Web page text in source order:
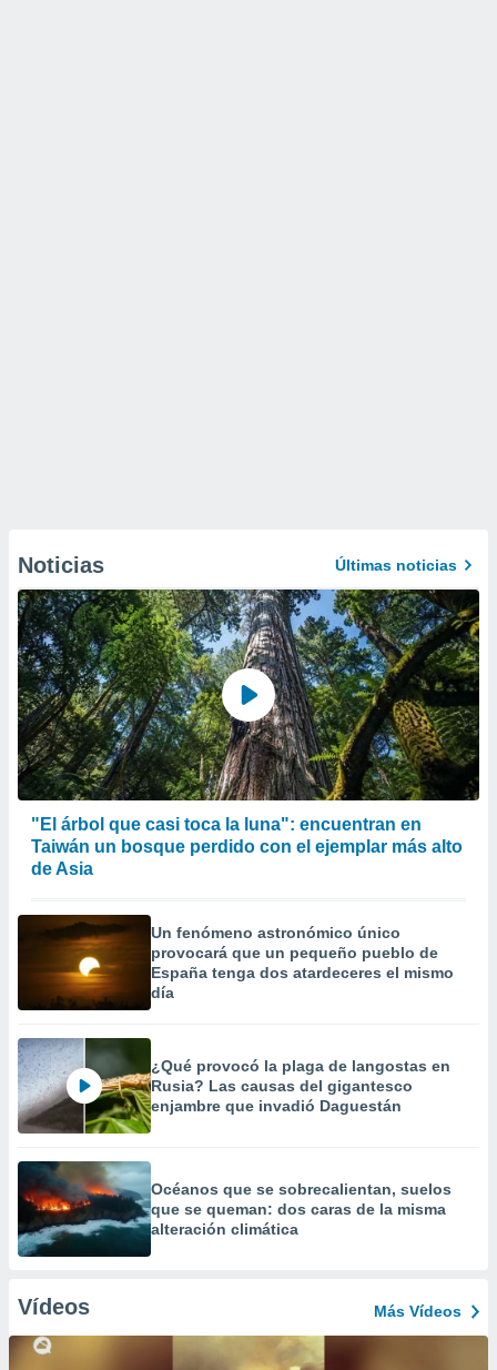
Noticias Últimas noticias
"El árbol que casi toca la luna": encuentran en
Taiwán un bosque perdido con el ejemplar más alto
de Asia
Un fenómeno astronómico único
provocará que un pequeño pueblo de
España tenga dos atardeceres el mismo
día
¿Qué provocó la plaga de langostas en
Rusia? Las causas del gigantesco
enjambre que invadió Daguestán
Océanos que se sobrecalientan, suelos
que se queman: dos caras de la misma
alteración climática
Vídeos Más Vídeos